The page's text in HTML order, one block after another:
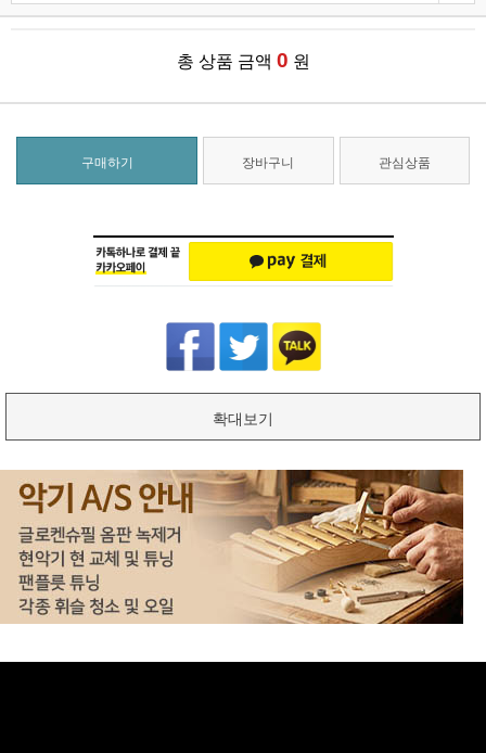
총 상품 금액 0 원
구매하기 장바구니 관심상품
확대보기